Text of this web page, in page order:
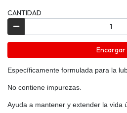
CANTIDAD
Encargar
Específicamente formulada para la
No contiene impurezas.
Ayuda a mantener y extender la vida